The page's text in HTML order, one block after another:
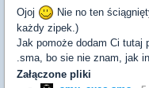
Ojoj
Nie no ten
każdy zipek.)
Jak pomoże dodam Ci tutaj
.sma, bo sie nie znam, jak
Załączone pliki